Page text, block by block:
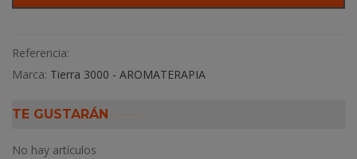
Referencia:
Marca: Tierra 3000 - AROMATERAPIA
TE GUSTARÁN
No hay artículos